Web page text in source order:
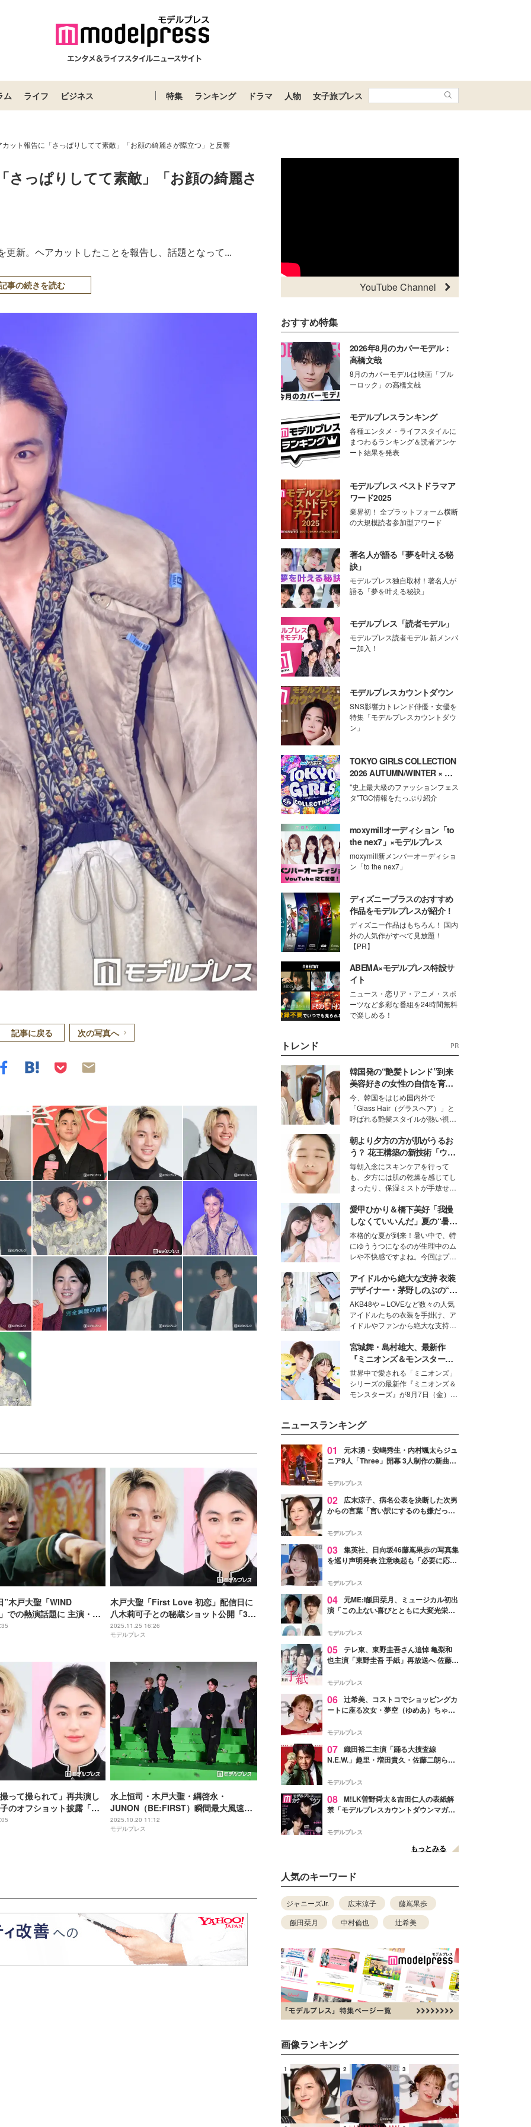
ム ライフ ビジネス 特集 ランキング ドラマ 人物 女子旅プレス
ット報告に「さっぱりしてて素敵」「お顔の綺麗さが際立つ」と反響
さっぱりしてて素敵」「お顔の綺麗さ
新。ヘアカットしたことを報告し、話題となって...
事の続きを読む
記事に戻る 次の写真へ
”木戸大聖「WIND
での熱演話題に 主演・水
係性も注目集める【独
木戸大聖「First Love 初恋」配信日に
八木莉可子との秘蔵ショット公開「3周
年記念日大切にしてくれてありがと
う」の声
2025.11.25 16:26
モデルプレス
って撮られて」再共演し
のオフショット披露「頭
が流れる」「エモす
水上恒司・木戸大聖・綱啓永・
JUNON（BE:FIRST）瞬間最大風速
25m／sの“爆風”で登場 JUNONがミス
に照れ笑い「緊張してるの見え見えで
2025.10.20 11:12
モデルプレス
YouTube Channel
おすすめ特集
2026年8月のカバーモデル：
高橋文哉
8月のカバーモデルは映画「ブル
ーロック」の高橋文哉
モデルプレスランキング
各種エンタメ・ライフスタイルに
まつわるランキング＆読者アンケ
ート結果を発表
モデルプレス ベストドラマア
ワード2025
業界初！ 全プラットフォーム横断
の大規模読者参加型アワード
著名人が語る「夢を叶える秘
訣」
モデルプレス独自取材！著名人が
語る「夢を叶える秘訣」
モデルプレス「読者モデル」
モデルプレス読者モデル 新メンバ
ー加入！
モデルプレスカウントダウン
SNS影響力トレンド俳優・女優を
特集「モデルプレスカウントダウ
ン」
TOKYO GIRLS COLLECTION
2026 AUTUMN/WINTER × モ
デルプレス
"史上最大級のファッションフェス
タ"TGC情報をたっぷり紹介
moxymillオーディション「to
the nex7」×モデルプレス
moxymill新メンバーオーディショ
ン「to the nex7」
ディズニープラスのおすすめ
作品をモデルプレスが紹介！
ディズニー作品はもちろん！ 国内
外の人気作がすべて見放題！
【PR】
ABEMA×モデルプレス特設サ
イト
ニュース・恋リア・アニメ・スポ
ーツなど多彩な番組を24時間無料
で楽しめる！
トレンド PR
韓国発の“艶髪トレンド”到来
美容好きの女性の自信を育む
「ヘアケア事情」って？
今、韓国をはじめ国内外で
「Glass Hair（グラスヘア）」と
呼ばれる艶髪スタイルが熱い視線
ションの完成度を高めるベースと
して、“髪そのものの美しさ”に改
めて注目する人が増えている様
子。今回は、そんな憧れの艶やか
な髪を日常で叶える、美容好きの
女性たちのヘアケア事情を紹介し
ます。
朝より夕方の方が肌がうるお
う？ 花王構築の新技術「ウォ
ーターキャプチャリングスキ
ン（捕水肌）」がスキンケア
の常識を変える予感
毎朝入念にスキンケアを行って
も、夕方には肌の乾燥を感じてし
まったり、保湿ミストが手放せな
な美容の常識を大きく変える可能
性を秘めた、革新的な「Water
Capturing Skin（ウォーターキャ
プチャリングスキン：捕水肌）」
技術を、花王が構築した。
愛甲ひかり＆橋下美好「我慢
しなくていいんだ」夏の“暑さ
対策”の新しい選択肢とは？
本格的な夏が到来！暑い中で、特
にゆううつになるのが生理中のム
レや不快感ですよね。今回はプラ
モデル・愛甲ひかりさんと橋下美
好さんを迎えて本音で女子会トー
ク。猛暑のお出かけを快適に過ご
すヒントや、2人が感動した夏の
生理の新常識にも迫りました。
アイドルから絶大な支持 衣装
デザイナー・茅野しのぶの“可
愛い”を作る美学＜「シチズン
クロスシー」インタビュー＞
AKB48や＝LOVEなど数々の人気
アイドルたちの衣装を手掛け、ア
イドルやファンから絶大な支持を
取締役兼クリエイティブディレク
ター・茅野しのぶ。一人ひとりの
個性に寄り添い、魅力を引き出す
衣装作りは、多くの女性たちに勇
気と自信を与え続けている。
宮城舞・島村雄大、最新作
『ミニオンズ＆モンスター
ズ』の魅力熱弁 ハチャメチャ
だけじゃない“友情と絆”に感
動
世界中で愛される「ミニオンズ」
シリーズの最新作『ミニオンズ＆
モンスターズ』が8月7日（金）に
デルの宮城舞と島村雄大の特別対
談をお届け！それぞれの視点か
ら、今作ならではの魅力や予想外
の感動をもたらす奥深いストーリ
た。
ニュースランキング
01
元木湧・安嶋秀生・内村颯太らジュ
ニア9人「Three」開幕 3人制作の新曲＆
進んで夢を掴みたい」【ゲネプロレポ】
モデルプレス
02
広末涼子、病名公表を決断した次男
からの言葉「言い訳にするのも嫌だっ
モデルプレス
03 集英社、日向坂46藤嶌果歩の写真集
を巡り声明発表 注意喚起も「必要に応じ
モデルプレス
04 元ME:I飯田栞月、ミュージカル初出
演「この上ない喜びとともに大変光栄」
ャスト発表
モデルプレス
05 テレ東、東野圭吾さん追悼 亀梨和
也主演「東野圭吾 手紙」再放送へ 佐藤隆
モデルプレス
06 辻希美、コストコでショッピングカ
ートに座る次女・夢空（ゆめあ）ちゃん
ぎ」「成長を感じる」の声
モデルプレス
07 織田裕二主演「踊る大捜査線
N.E.W.」趣里・増田貴久・佐藤二朗ら新
徴する“謎のキーワード”も
モデルプレス
08 M!LK曽野舜太＆吉田仁人の表紙解
禁「モデルプレスカウントダウンマガジ
モデルプレス
もっとみる
人気のキーワード
ジャニーズJr. 広末涼子
藤嶌果歩
飯田栞月
中村倫也 辻希美
画像ランキング
1 2 3